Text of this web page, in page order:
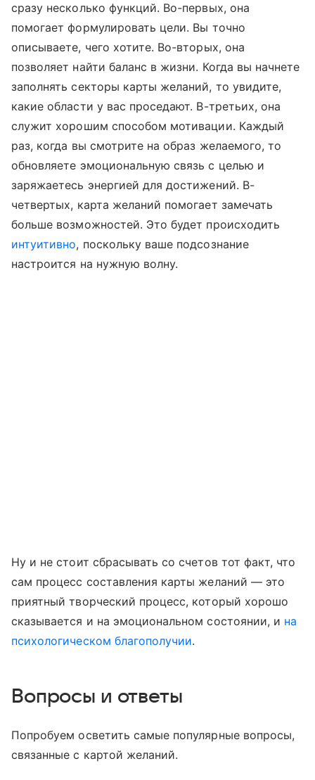
сразу несколько функций. Во-первых, она
помогает формулировать цели. Вы точно
описываете, чего хотите. Во-вторых, она
позволяет найти баланс в жизни. Когда вы начнете
заполнять секторы карты желаний, то увидите,
какие области у вас проседают. В-третьих, она
служит хорошим способом мотивации. Каждый
раз, когда вы смотрите на образ желаемого, то
обновляете эмоциональную связь с целью и
заряжаетесь энергией для достижений. В-
четвертых, карта желаний помогает замечать
больше возможностей. Это будет происходить
интуитивно, поскольку ваше подсознание
настроится на нужную волну.
Ну и не стоит сбрасывать со счетов тот факт, что
сам процесс составления карты желаний — это
приятный творческий процесс, который хорошо
сказывается и на эмоциональном состоянии, и на
психологическом благополучии.
Вопросы и ответы
Попробуем осветить самые популярные вопросы,
связанные с картой желаний.